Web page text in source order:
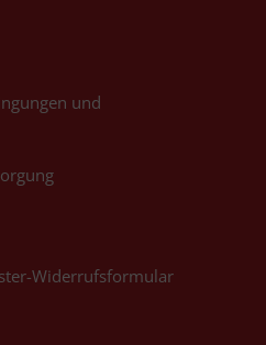
und
Widerrufsformular